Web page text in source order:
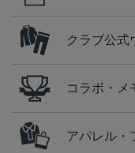
クラブ公式
コラボ・メ
アパレル・